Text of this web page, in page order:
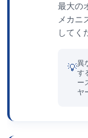
最大の
メカニ
してく
💡異
す
ー
ヤ